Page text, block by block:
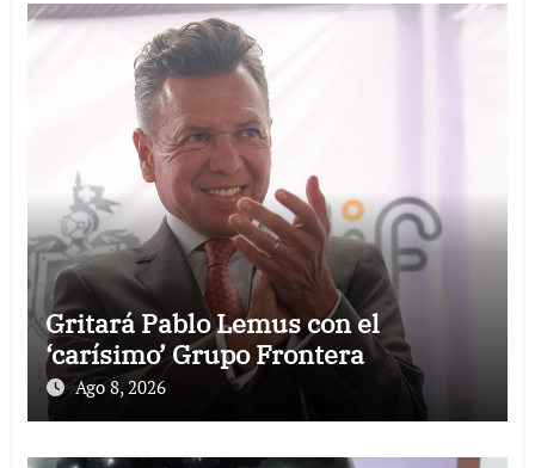
Gritará Pablo Lemus con el
‘carísimo’ Grupo Frontera
Ago 8, 2026